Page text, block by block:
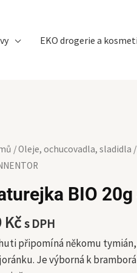
EKO drogerie a
/Oleje, ochucovadla, sladidla /
BIO 20g
Kčs DPH
připomíná někomu
Je výborná k